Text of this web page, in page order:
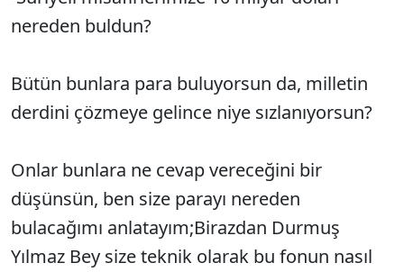
nereden buldun?
Bütün bunlara para buluyorsun da, milletin
derdini çözmeye gelince niye sızlanıyorsun?
Onlar bunlara ne cevap vereceğini bir
düşünsün, ben size parayı nereden
bulacağımı anlatayım;Birazdan Durmuş
Yılmaz Bey size teknik olarak bu fonun nasıl